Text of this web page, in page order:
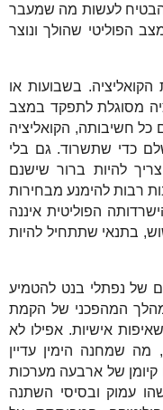
הבטיח לעשות מה שמעבר
הפוליטי שהולך ונוצר
הקואליציה. בשבועות או
מסוגלת לתפקד במצב
חשיבותה, הקואליציה
כדי שתשרוד. גם בלי
להיות ברור שישנם
רבות להימנע מבחירות
הפוליטית איננה
בתנאי שתתחיל להיות
של נפתלי בנט להטמיע
המהפכני של הקמת
אישיות. אפילו לא
מה שמחנה הימין עדיין
של ארבעה מערכות
עמוק ובסיסי השתנה